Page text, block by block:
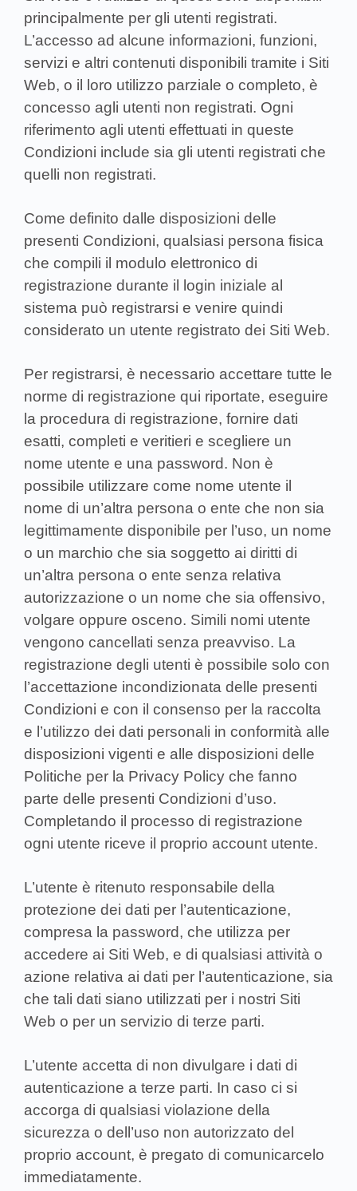
principalmente per gli utenti registrati.
L’accesso ad alcune informazioni, funzioni,
servizi e altri contenuti disponibili tramite i Siti
Web, o il loro utilizzo parziale o completo, è
concesso agli utenti non registrati. Ogni
riferimento agli utenti effettuati in queste
Condizioni include sia gli utenti registrati che
quelli non registrati.
Come definito dalle disposizioni delle
presenti Condizioni, qualsiasi persona fisica
che compili il modulo elettronico di
registrazione durante il login iniziale al
sistema può registrarsi e venire quindi
considerato un utente registrato dei Siti Web.
Per registrarsi, è necessario accettare tutte le
norme di registrazione qui riportate, eseguire
la procedura di registrazione, fornire dati
esatti, completi e veritieri e scegliere un
nome utente e una password. Non è
possibile utilizzare come nome utente il
nome di un’altra persona o ente che non sia
legittimamente disponibile per l’uso, un nome
o un marchio che sia soggetto ai diritti di
un’altra persona o ente senza relativa
autorizzazione o un nome che sia offensivo,
volgare oppure osceno. Simili nomi utente
vengono cancellati senza preavviso. La
registrazione degli utenti è possibile solo con
l’accettazione incondizionata delle presenti
Condizioni e con il consenso per la raccolta
e l’utilizzo dei dati personali in conformità alle
disposizioni vigenti e alle disposizioni delle
Politiche per la Privacy Policy che fanno
parte delle presenti Condizioni d’uso.
Completando il processo di registrazione
ogni utente riceve il proprio account utente.
L’utente è ritenuto responsabile della
protezione dei dati per l’autenticazione,
compresa la password, che utilizza per
accedere ai Siti Web, e di qualsiasi attività o
azione relativa ai dati per l’autenticazione, sia
che tali dati siano utilizzati per i nostri Siti
Web o per un servizio di terze parti.
L’utente accetta di non divulgare i dati di
autenticazione a terze parti. In caso ci si
accorga di qualsiasi violazione della
sicurezza o dell’uso non autorizzato del
proprio account, è pregato di comunicarcelo
immediatamente.